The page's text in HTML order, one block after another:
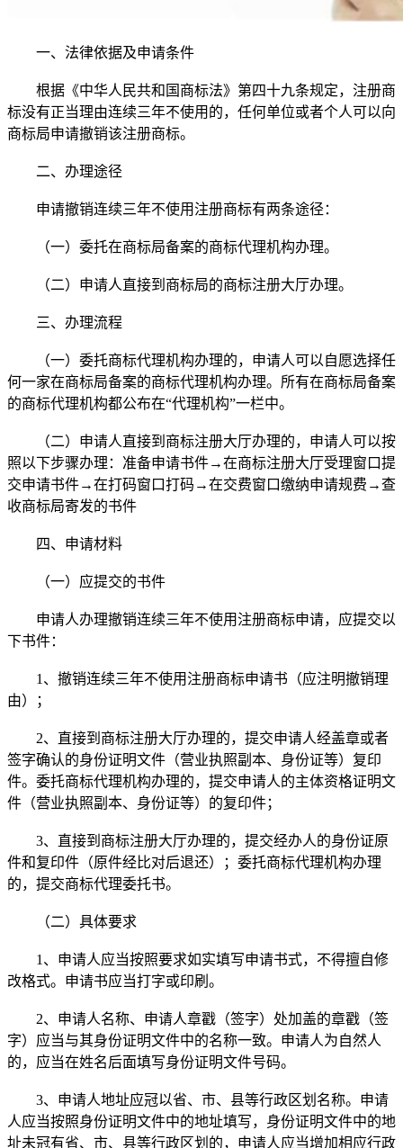
一、法律依据及申请条件
根据《中华人民共和国商标法》第四十九条规定，注册商
标没有正当理由连续三年不使用的，任何单位或者个人可以向
商标局申请撤销该注册商标。
二、办理途径
申请撤销连续三年不使用注册商标有两条途径：
（一）委托在商标局备案的商标代理机构办理。
（二）申请人直接到商标局的商标注册大厅办理。
三、办理流程
（一）委托商标代理机构办理的，申请人可以自愿选择任
何一家在商标局备案的商标代理机构办理。所有在商标局备案
的商标代理机构都公布在“代理机构”一栏中。
（二）申请人直接到商标注册大厅办理的，申请人可以按
照以下步骤办理：准备申请书件→在商标注册大厅受理窗口提
交申请书件→在打码窗口打码→在交费窗口缴纳申请规费→查
收商标局寄发的书件
四、申请材料
（一）应提交的书件
申请人办理撤销连续三年不使用注册商标申请，应提交以
下书件：
1、撤销连续三年不使用注册商标申请书（应注明撤销理
由）；
2、直接到商标注册大厅办理的，提交申请人经盖章或者
签字确认的身份证明文件（营业执照副本、身份证等）复印
件。委托商标代理机构办理的，提交申请人的主体资格证明文
件（营业执照副本、身份证等）的复印件；
3、直接到商标注册大厅办理的，提交经办人的身份证原
件和复印件（原件经比对后退还）；委托商标代理机构办理
的，提交商标代理委托书。
（二）具体要求
1、申请人应当按照要求如实填写申请书式，不得擅自修
改格式。申请书应当打字或印刷。
2、申请人名称、申请人章戳（签字）处加盖的章戳（签
字）应当与其身份证明文件中的名称一致。申请人为自然人
的，应当在姓名后面填写身份证明文件号码。
3、申请人地址应冠以省、市、县等行政区划名称。申请
人应当按照身份证明文件中的地址填写，身份证明文件中的地
址未冠有省、市、县等行政区划的，申请人应当增加相应行政